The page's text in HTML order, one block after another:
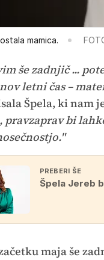
mamica.
še zadnjič ...
letni čas –
Špela, ki nam
pravzaprav bi
PREBERI ŠE
Špela Jereb
maja še